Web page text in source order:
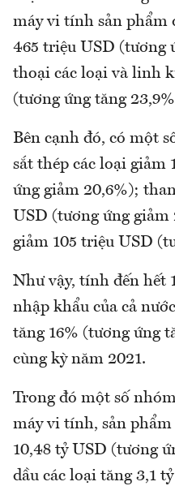
máy vi tính sản phẩm
465 triệu USD (tương
thoại các loại và linh
(tương ứng tăng
Bên cạnh đó, có một
sắt thép các loại giảm
ứng giảm 20,6%);
USD (tương ứng giảm
giảm 105 triệu USD
Như vậy, tính đến hết
nhập khẩu của cả
tăng 16% (tương ứng
cùng kỳ năm 2021.
Trong đó một số
máy vi tính, sản
10,48 tỷ USD (tương
dầu các loại tăng 3,1